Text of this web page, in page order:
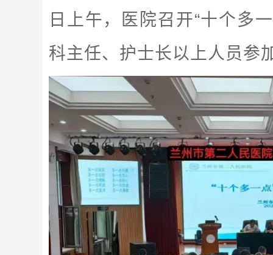
日上午，医院召开“十个多
科主任、护士长以上人员参